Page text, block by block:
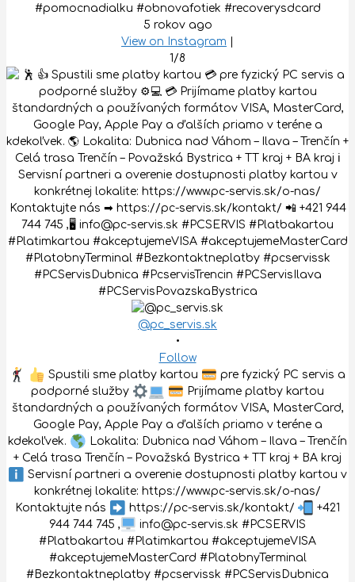
#pomocnadialku #obnovafotiek #recoverysdcard
5 rokov ago
View on Instagram
1/8
@pc_servis.sk
•
Follow
Spustili sme platby kartou
pre fyzický PC servis a
podporné služby
Prijímame platby kartou
štandardných a používaných formátov VISA, MasterCard,
Google Pay, Apple Pay a ďalších priamo v teréne a
kdekoľvek.
Lokalita: Dubnica nad Váhom – Ilava – Trenčín
+ Celá trasa Trenčín – Považská Bystrica + TT kraj + BA kraj
Servisní partneri a overenie dostupnosti platby kartou v
konkrétnej lokalite: https://www.pc-servis.sk/o-nas/
Kontaktujte nás
https://pc-servis.sk/kontakt/
+421
944 744 745 ,
info@pc-servis.sk #PCSERVIS
#Platbakartou #Platimkartou #akceptujemeVISA
#akceptujemeMasterCard #PlatobnyTerminal
#Bezkontaktneplatby #pcservissk #PCServisDubnica